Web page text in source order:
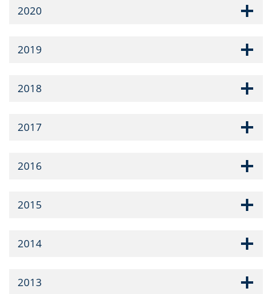
2020
2019
2018
2017
2016
2015
2014
2013